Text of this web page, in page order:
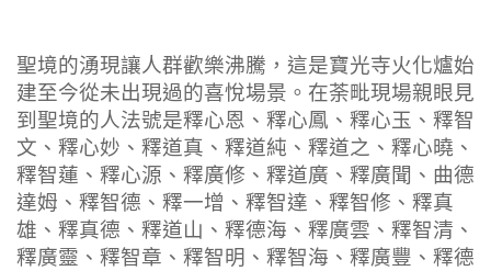
聖境的湧現讓人群歡樂沸騰，這是寶光寺火化爐始
建至今從未出現過的喜悅場景。在荼毗現場親眼見
到聖境的人法號是釋心恩、釋心鳳、釋心玉、釋智
文、釋心妙、釋道真、釋道純、釋道之、釋心曉、
釋智蓮、釋心源、釋廣修、釋道廣、釋廣聞、曲德
達姆、釋智德、釋一增、釋智達、釋智修、釋真
雄、釋真德、釋道山、釋德海、釋廣雲、釋智清、
釋廣靈、釋智章、釋智明、釋智海、釋廣豐、釋德